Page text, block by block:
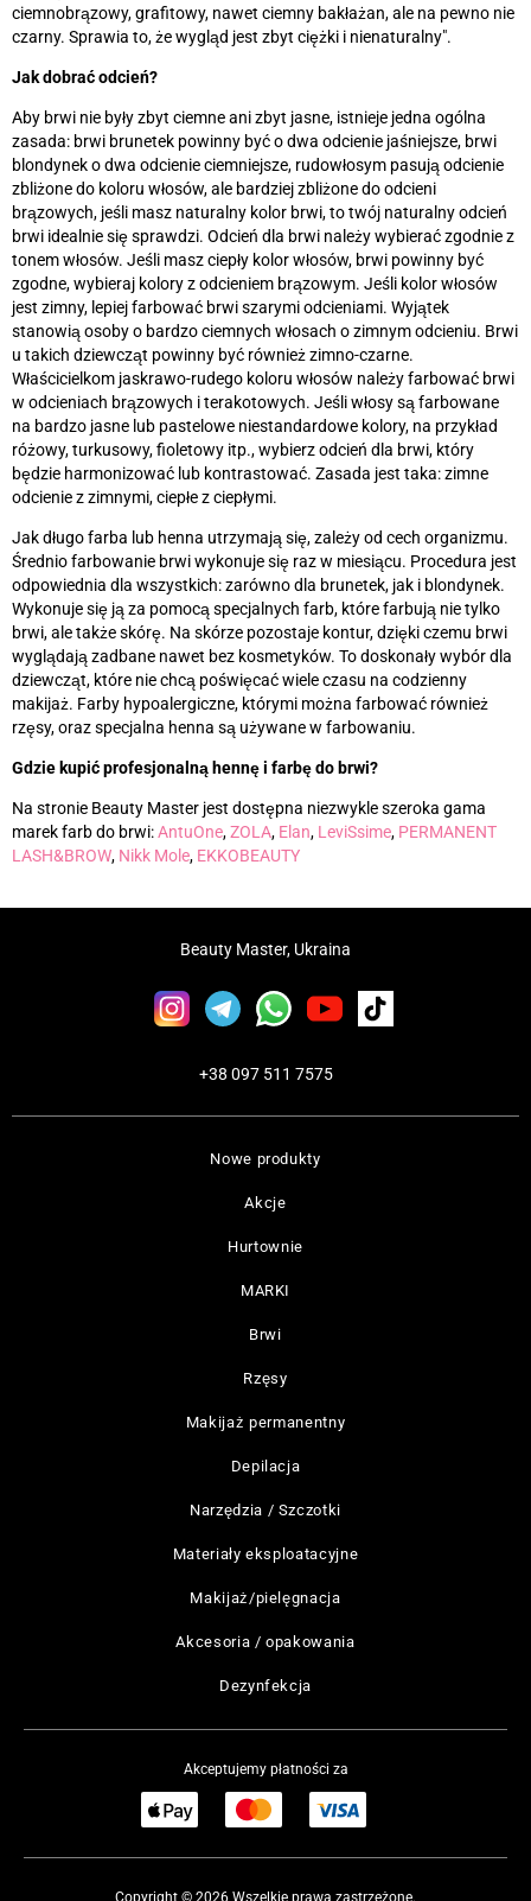
ciemnobrązowy, grafitowy, nawet ciemny bakłażan, ale na pewno nie
czarny. Sprawia to, że wygląd jest zbyt ciężki i nienaturalny".
Jak dobrać odcień?
Aby brwi nie były zbyt ciemne ani zbyt jasne, istnieje jedna ogólna
zasada: brwi brunetek powinny być o dwa odcienie jaśniejsze, brwi
blondynek o dwa odcienie ciemniejsze, rudowłosym pasują odcienie
zbliżone do koloru włosów, ale bardziej zbliżone do odcieni
brązowych, jeśli masz naturalny kolor brwi, to twój naturalny odcień
brwi idealnie się sprawdzi. Odcień dla brwi należy wybierać zgodnie z
tonem włosów. Jeśli masz ciepły kolor włosów, brwi powinny być
zgodne, wybieraj kolory z odcieniem brązowym. Jeśli kolor włosów
jest zimny, lepiej farbować brwi szarymi odcieniami. Wyjątek
stanowią osoby o bardzo ciemnych włosach o zimnym odcieniu. Brwi
u takich dziewcząt powinny być również zimno-czarne.
Właścicielkom jaskrawo-rudego koloru włosów należy farbować brwi
w odcieniach brązowych i terakotowych. Jeśli włosy są farbowane
na bardzo jasne lub pastelowe niestandardowe kolory, na przykład
różowy, turkusowy, fioletowy itp., wybierz odcień dla brwi, który
będzie harmonizować lub kontrastować. Zasada jest taka: zimne
odcienie z zimnymi, ciepłe z ciepłymi.
Jak długo farba lub henna utrzymają się, zależy od cech organizmu.
Średnio farbowanie brwi wykonuje się raz w miesiącu. Procedura jest
odpowiednia dla wszystkich: zarówno dla brunetek, jak i blondynek.
Wykonuje się ją za pomocą specjalnych farb, które farbują nie tylko
brwi, ale także skórę. Na skórze pozostaje kontur, dzięki czemu brwi
wyglądają zadbane nawet bez kosmetyków. To doskonały wybór dla
dziewcząt, które nie chcą poświęcać wiele czasu na codzienny
makijaż. Farby hypoalergiczne, którymi można farbować również
rzęsy, oraz specjalna henna są używane w farbowaniu.
Gdzie kupić profesjonalną hennę i farbę do brwi?
Na stronie Beauty Master jest dostępna niezwykle szeroka gama
marek farb do brwi:AntuOne,ZOLA, Elan, LeviSsime, PERMANENT
LASH&BROW, Nikk Mole, EKKOBEAUTY
Nowe produkty
Akcje
Hurtownie
MARKI
Brwi
Rzęsy
Makijaż permanentny
Depilacja
Narzędzia / Szczotki
Materiały eksploatacyjne
Makijaż/pielęgnacja
Akcesoria / opakowania
Dezynfekcja
Beauty Master, Ukraina
+38 097 511 7575
Akceptujemy płatności za
Copyright © 2026 Wszelkie prawa zastrzeżone.